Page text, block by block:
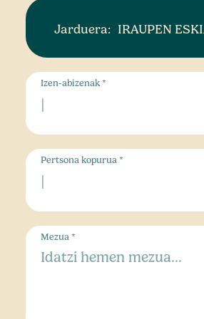
Jarduera: IRAUPEN
Izen-abizenak *
Pertsona kopurua *
Mezua *